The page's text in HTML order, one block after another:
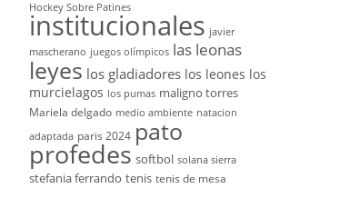
Hockey Sobre Patines
institucionales javier
mascherano juegos olímpicos las leonas
leyes los gladiadores los leones los
murcielagos los pumas maligno torres
Mariela delgado medio ambiente natacion
adaptada paris 2024 pato
profedes softbol solana sierra
stefania ferrando tenis tenis de mesa